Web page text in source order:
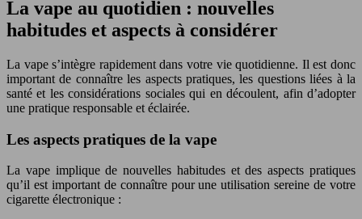
La vape au quotidien : nouvelles
habitudes et aspects à considérer
La vape s’intègre rapidement dans votre vie quotidienne. Il est donc
important de connaître les aspects pratiques, les questions liées à la
santé et les considérations sociales qui en découlent, afin d’adopter
une pratique responsable et éclairée.
Les aspects pratiques de la vape
La vape implique de nouvelles habitudes et des aspects pratiques
qu’il est important de connaître pour une utilisation sereine de votre
cigarette électronique :